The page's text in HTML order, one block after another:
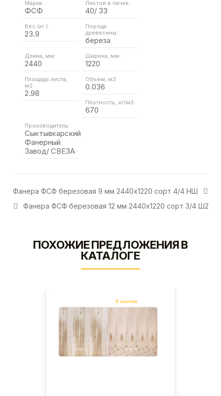
Марка:
ФСФ
Листов в пачке:
40/ 33
Вес (кг.):
23.9
Порода
древесины:
береза
Длина, мм:
2440
Ширина, мм:
1220
Площадь листа,
м2:
2.98
Объем, м3:
0.036
Плотность, кг/м3:
670
Производитель:
Сыктывкарский
Фанерный
Завод/ СВЕЗА
Фанера ФСФ березовая 9 мм 2440х1220 сорт 4/4 НШ
Фанера ФСФ березовая 12 мм 2440х1220 сорт 3/4 Ш2
ПОХОЖИЕ ПРЕДЛОЖЕНИЯ В
КАТАЛОГЕ